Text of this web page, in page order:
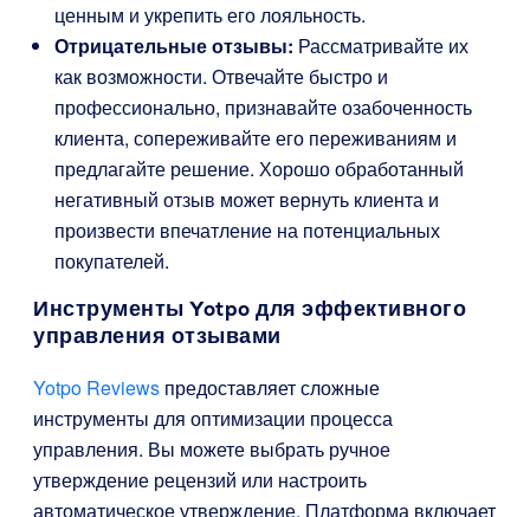
ценным и укрепить его лояльность.
Отрицательные отзывы: Рассматривайте их
как возможности. Отвечайте быстро и
профессионально, признавайте озабоченность
клиента, сопереживайте его переживаниям и
предлагайте решение. Хорошо обработанный
негативный отзыв может вернуть клиента и
произвести впечатление на потенциальных
покупателей.
Инструменты Yotpo для эффективного
управления отзывами
Yotpo Reviews предоставляет сложные
инструменты для оптимизации процесса
управления. Вы можете выбрать ручное
утверждение рецензий или настроить
автоматическое утверждение. Платформа включает